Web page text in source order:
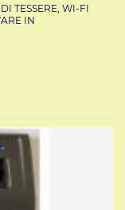
TESSERE, WI-FI
IN